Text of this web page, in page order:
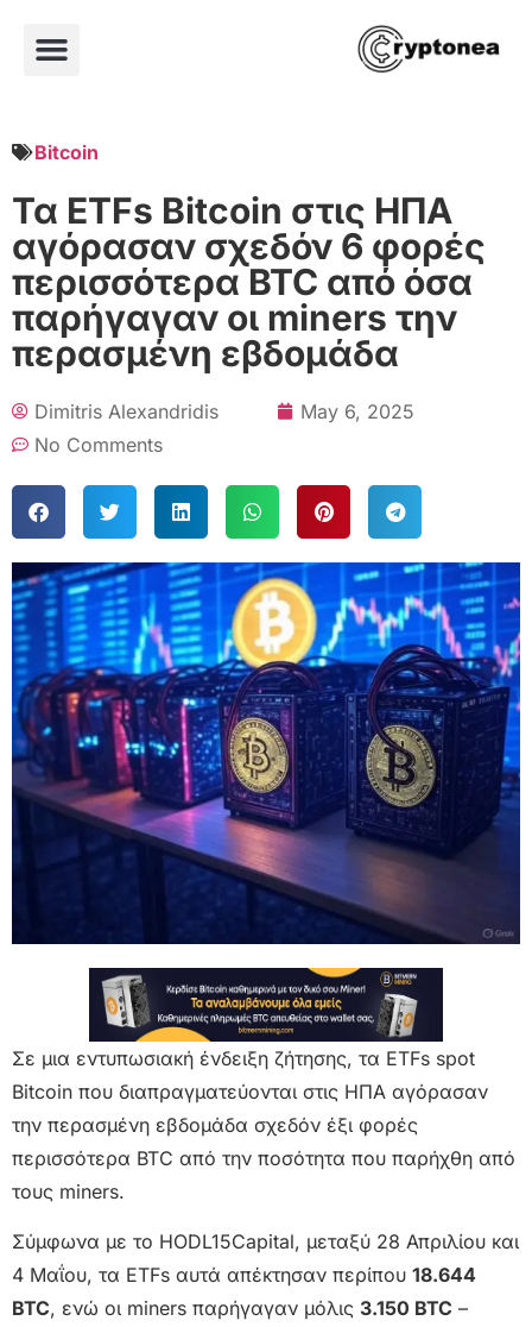
Bitcoin
Τα ETFs Bitcoin στις ΗΠΑ
αγόρασαν σχεδόν 6 φορές
περισσότερα BTC από όσα
παρήγαγαν οι miners την
περασμένη εβδομάδα
Dimitris Alexandridis
May 6, 2025
No Comments
Σε μια εντυπωσιακή ένδειξη ζήτησης, τα ETFs spot
Bitcoin που διαπραγματεύονται στις ΗΠΑ αγόρασαν
την περασμένη εβδομάδα σχεδόν έξι φορές
περισσότερα BTC από την ποσότητα που παρήχθη από
τους miners.
Σύμφωνα με το HODL15Capital, μεταξύ 28 Απριλίου και
4 Μαΐου, τα ETFs αυτά απέκτησαν περίπου 18.644
BTC, ενώ οι miners παρήγαγαν μόλις 3.150 BTC –